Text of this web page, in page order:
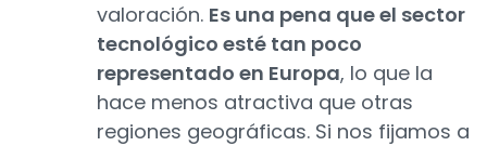
valoración. Es una pena que el sector
tecnológico esté tan poco
representado en Europa, lo que la
hace menos atractiva que otras
regiones geográficas. Si nos fijamos a